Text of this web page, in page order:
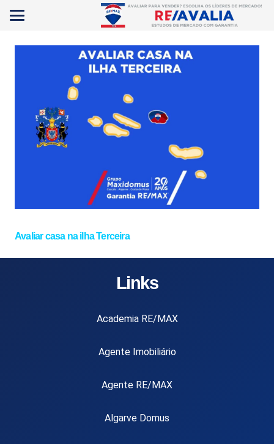
Avaliar casa na ilha Terceira
Links
Academia RE/MAX
Agente Imobiliário
Agente RE/MAX
Algarve Domus